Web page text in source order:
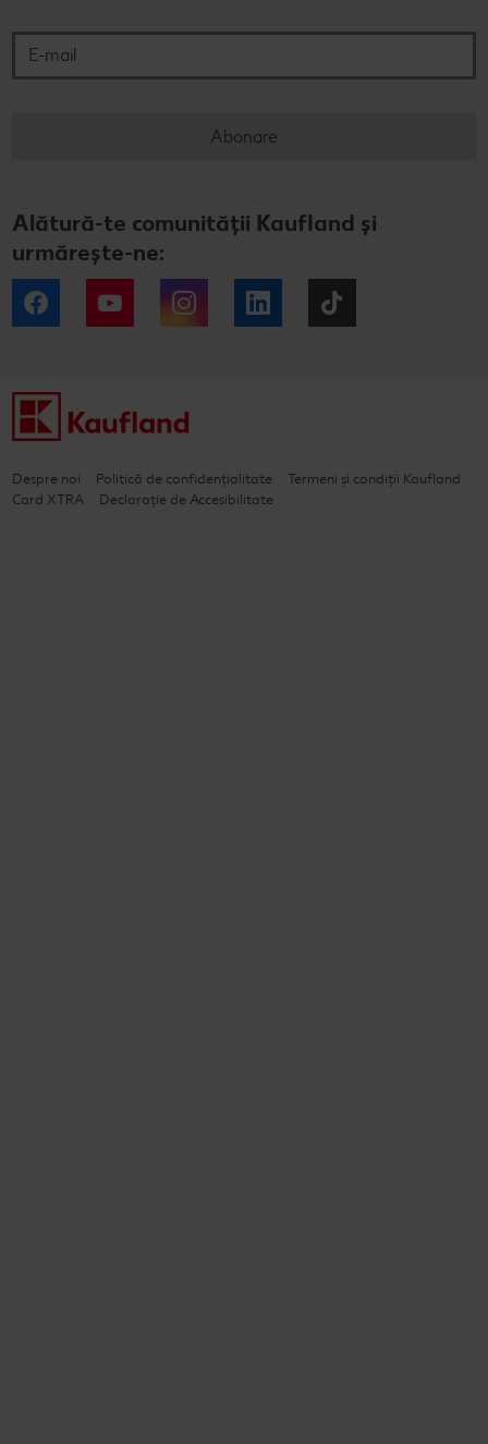
Abonare
Alătură-te comunității Kaufland și
urmărește-ne:
Facebook YouTube Instagram LinkedIn
Despre noi Politică de confidențialitate
Termeni și condiții Kaufland
Card XTRA
Declarație de Accesibilitate